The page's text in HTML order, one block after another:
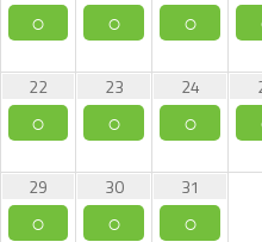
○ ○ ○
22
○
23
○
24
○
29
○
30
○
31
○